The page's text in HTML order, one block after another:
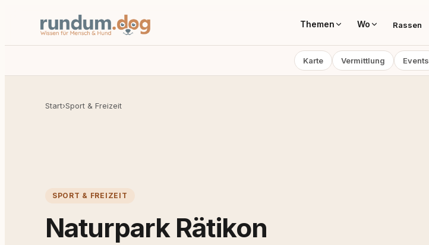
Themen Wo Rassen
Karte Vermittlung Events
Start›Sport & Freizeit
SPORT & FREIZEIT
Naturpark Rätikon